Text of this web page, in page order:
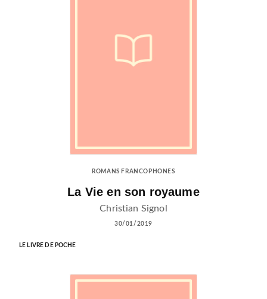
ROMANS FRANCOPHONES
La Vie en son royaume
Christian Signol
30/01/2019
LE LIVRE DE POCHE